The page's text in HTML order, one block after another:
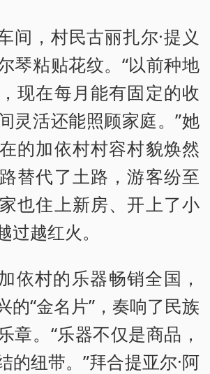
间，村民古丽扎尔·提义
琴粘贴花纹。“以前种地
现在每月能有固定的收
灵活还能照顾家庭。”她
的加依村村容村貌焕然
替代了土路，游客纷至
也住上新房、开上了小
越红火。
依村的乐器畅销全国，
的“金名片”，奏响了民族
章。“乐器不仅是商品，
的纽带。”拜合提亚尔·阿